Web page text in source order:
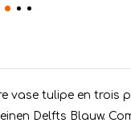
vase tulipe en trois
Delfts Blauw.